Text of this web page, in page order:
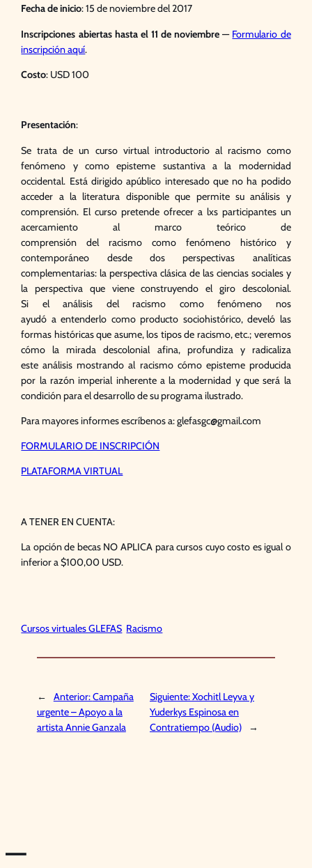
Fecha de inicio: 15 de noviembre del 2017
Inscripciones abiertas hasta el 11 de noviembre — Formulario de
inscripción aquí.
Costo: USD 100
Presentación:
Se trata de un curso virtual introductorio al racismocomo
fenómeno y como episteme sustantiva a la modernidad
occidental. Está dirigido apúblico interesado que no ha podido
acceder a la literatura disponible que permite suanálisis y
comprensión. Elcurso pretende ofrecer a lxs participantes un
acercamientoalmarco teórico de
comprensióndel racismo como fenómeno histórico y
contemporáneo desde dos perspectivas analíticas
complementarias: la perspectiva clásica de las ciencias sociales y
la perspectiva que viene construyendo el giro descolonial.
Si elanálisis del racismo
como fenómeno nos
ayudó a entenderlo como producto sociohistórico, develó las
formas históricas que asume, los tipos de racismo, etc.; veremos
cómo la mirada descolonial afina, profundiza y radicaliza
esteanálisis mostrandoal racismo cómo episteme producida
por la razón imperial inherente a la modernidad y que será la
condición para el desarrollo de su programa ilustrado.
Para mayores informes escríbenos a: glefasgc@gmail.com
FORMULARIO DE INSCRIPCIÓN
PLATAFORMA VIRTUAL
A TENER EN CUENTA:
La opción de becas NO APLICA para cursos cuyo costo es igual o
inferior a $100,00 USD.
Cursos virtuales GLEFAS Racismo
← Anterior:Campaña
urgente – Apoyo a la
artista Annie Ganzala
Siguiente:Xochitl Leyva y
Yuderkys Espinosa en
Contratiempo (Audio)
→
—